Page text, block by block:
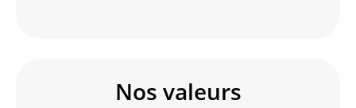
Nos valeurs